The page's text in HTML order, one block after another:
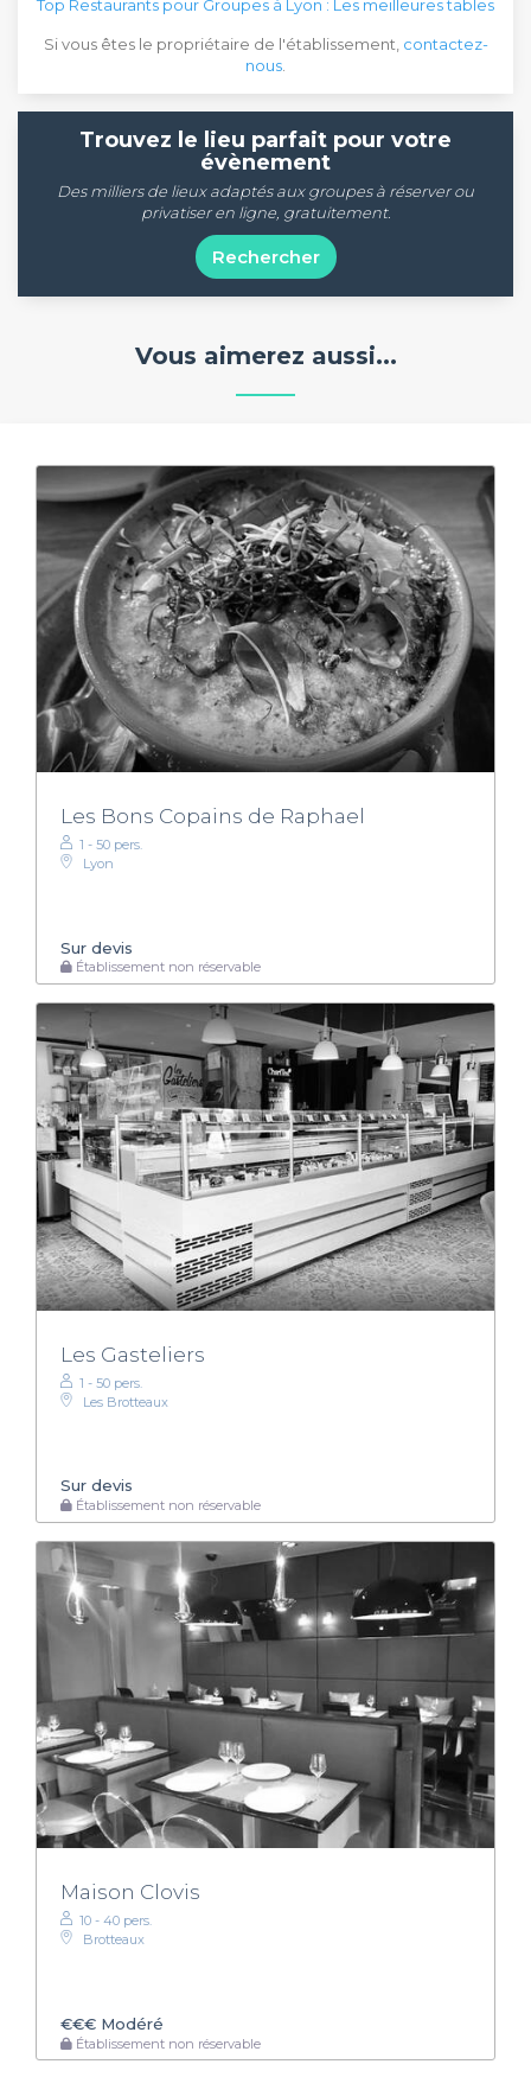
Top Restaurants pour Groupes à Lyon : Les meilleures tables
Si vous êtes le propriétaire de l'établissement, contactez-
nous
Trouvez le lieu parfait pour votre
évènement
Des milliers de lieux adaptés aux groupes à réserver ou
privatiser en ligne, gratuitement.
Rechercher
Vous aimerez aussi...
Les Bons Copains de Raphael
1 - 50 pers.
Lyon
Sur devis
Établissement non réservable
Les Gasteliers
1 - 50 pers.
Les Brotteaux
Sur devis
Établissement non réservable
Maison Clovis
10 - 40 pers.
Brotteaux
€€€ Modéré
Établissement non réservable